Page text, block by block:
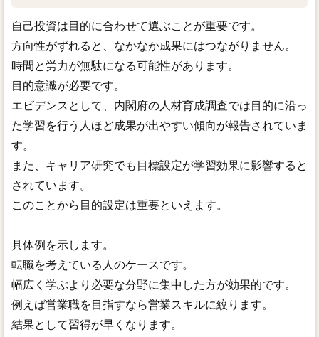
自己投資は目的に合わせて選ぶことが重要です。
方向性がずれると、なかなか成果にはつながりません。
時間と労力が無駄になる可能性があります。
目的意識が必要です。
エビデンスとして、内閣府の人材育成調査では目的に沿っ
た学習を行う人ほど成果が出やすい傾向が報告されていま
す。
また、キャリア研究でも目標設定が学習効果に影響すると
されています。
このことから目的設定は重要といえます。
具体例を示します。
転職を考えている人のケースです。
幅広く学ぶより必要な分野に集中した方が効果的です。
例えば営業職を目指すなら営業スキルに絞ります。
結果として習得が早くなります。